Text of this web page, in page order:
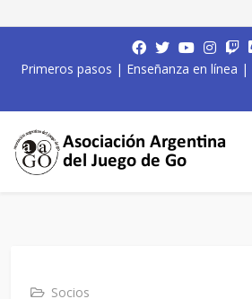
Primeros pasos | Enseñanza en línea |
Socios